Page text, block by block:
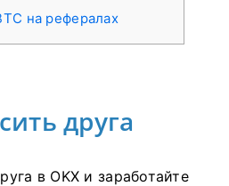
на рефералах
друга
в OKX и заработайте